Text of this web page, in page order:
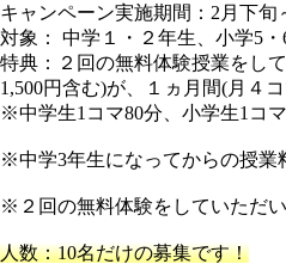
キャンペーン実施期間：2月下旬
対象： 中学１・２年生、小学5・
特典：２回の無料体験授業をし
1,500円含む)が、１ヵ月間(月４コ
※中学生1コマ80分、小学生1コマ
※中学3年生になってからの授業
※２回の無料体験をしていただ
人数：10名だけの募集です！